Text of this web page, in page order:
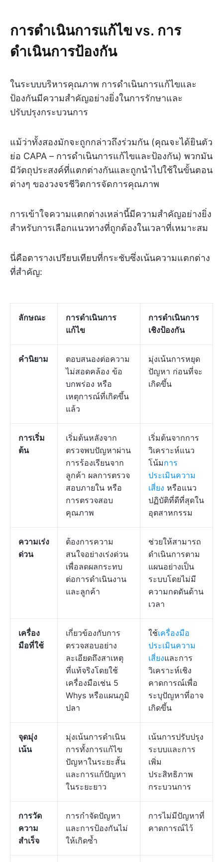
การดำเนินการแก้ไข vs. การ
ดำเนินการป้องกัน
ในระบบบริหารคุณภาพ การดำเนินการแก้ไขและ
ป้องกันมีความสำคัญอย่างยิ่งในการรักษาและ
ปรับปรุงกระบวนการ
แม้ว่าทั้งสองมักจะถูกกล่าวถึงร่วมกัน (คุณจะได้ยินตัว
ย่อ CAPA – การดำเนินการแก้ไขและป้องกัน) พวกมัน
มีวัตถุประสงค์ที่แตกต่างกันและถูกนำไปใช้ในขั้นตอน
ต่างๆ ของวงจรชีวิตการจัดการคุณภาพ
การเข้าใจความแตกต่างเหล่านี้มีความสำคัญอย่างยิ่ง
สำหรับการเลือกแนวทางที่ถูกต้องในเวลาที่เหมาะสม
นี่คือตารางเปรียบเทียบที่กระชับซึ่งเน้นความแตกต่าง
ที่สำคัญ:
ลักษณะ
การดำเนินการ
แก้ไข
การดำเนินการ
เชิงป้องกัน
คำนิยาม
ตอบสนองต่อความ
ไม่สอดคล้อง ข้อ
บกพร่อง หรือ
เหตุการณ์ที่เกิดขึ้น
แล้ว
มุ่งเน้นการหยุด
ปัญหา ก่อนที่จะ
เกิดขึ้น
การเริ่ม
ต้น
เริ่มต้นหลังจาก
ตรวจพบปัญหาผ่าน
การร้องเรียนจาก
ลูกค้า ผลการตรวจ
สอบภายใน หรือ
การตรวจสอบ
คุณภาพ
เริ่มต้นจากการ
วิเคราะห์แนว
โน้มการ
ประเมินความ
เสี่ยง หรือแนว
ปฏิบัติที่ดีที่สุดใน
อุตสาหกรรม
ความเร่ง
ด่วน
ต้องการความ
สนใจอย่างเร่งด่วน
เพื่อลดผลกระทบ
ต่อการดำเนินงาน
และลูกค้า
ช่วยให้สามารถ
ดำเนินการตาม
แผนอย่างเป็น
ระบบโดยไม่มี
ความกดดันด้าน
เวลา
เครื่อง
มือที่ใช้
เกี่ยวข้องกับการ
ตรวจสอบอย่าง
ละเอียดถึงสาเหตุ
ที่แท้จริงโดยใช้
เครื่องมือเช่น 5
Whys หรือแผนภูมิ
ปลา
ใช้เครื่องมือ
ประเมินความ
เสี่ยงและการ
วิเคราะห์เชิง
คาดการณ์เพื่อ
ระบุปัญหาที่อาจ
เกิดขึ้น
จุดมุ่ง
เน้น
มุ่งเน้นการดำเนิน
การทั้งการแก้ไข
ปัญหาในระยะสั้น
และการแก้ปัญหา
ในระยะยาว
เน้นการปรับปรุง
ระบบและการ
เพิ่ม
ประสิทธิภาพ
กระบวนการ
การวัด
ความ
สำเร็จ
การกำจัดปัญหา
และการป้องกันไม่
ให้เกิดซ้ำ
การไม่มีปัญหาที่
คาดการณ์ไว้